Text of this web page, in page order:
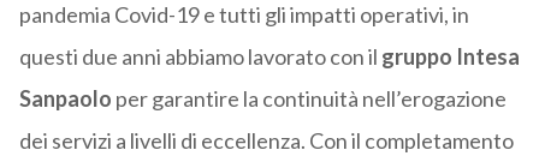
pandemia Covid-19 e tutti gli impatti operativi, in
questi due anni abbiamo lavorato con il gruppo Intesa
Sanpaolo per garantire la continuità nell’erogazione
dei servizi a livelli di eccellenza. Con il completamento